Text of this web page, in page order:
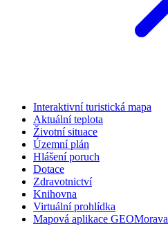
Interaktivní turistická mapa
Aktuální teplota
Životní situace
Územní plán
Hlášení poruch
Dotace
Zdravotnictví
Knihovna
Virtuální prohlídka
Mapová aplikace GEOMorava